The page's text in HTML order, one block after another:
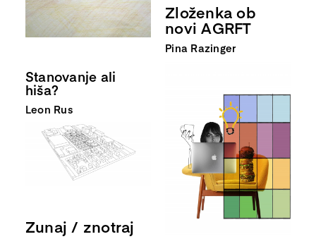
Stanovanje ali
hiša?
Leon Rus
Zunaj / znotraj
Zloženka ob
novi AGRFT
Pina Razinger